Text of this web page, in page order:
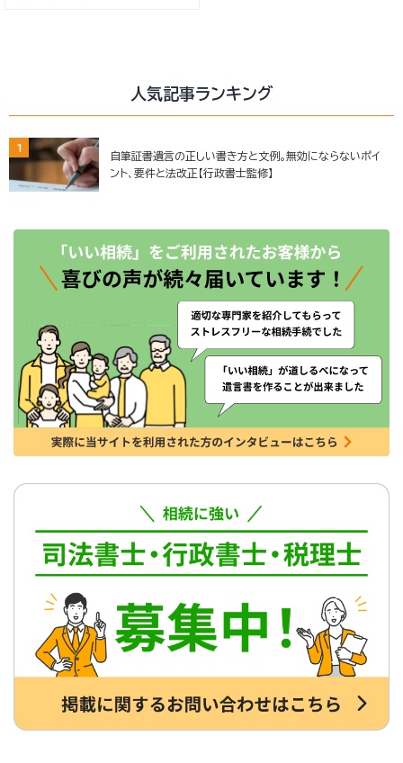
人気記事ランキング
1
自筆証書遺言の正しい書き方と文例。無効にならないポイ
ント、要件と法改正【行政書士監修】